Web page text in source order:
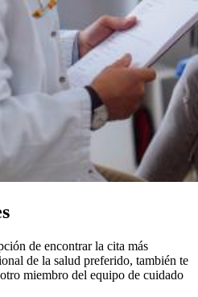
de encontrar la cita más
de la salud preferido, también te
miembro del equipo de cuidado